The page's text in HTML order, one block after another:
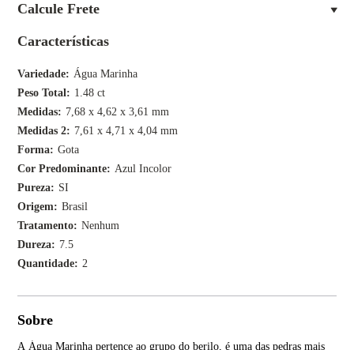
Características
Variedade
Água Marinha
Peso Total
1.48 ct
Medidas
7,68 x 4,62 x 3,61 mm
Medidas 2
7,61 x 4,71 x 4,04 mm
Forma
Gota
Cor Predominante
Azul Incolor
Pureza
SI
Origem
Brasil
Tratamento
Nenhum
Dureza
7.5
Quantidade
2
Sobre
A Água Marinha pertence ao grupo do berilo, é uma das pedras mais
Calcule Frete